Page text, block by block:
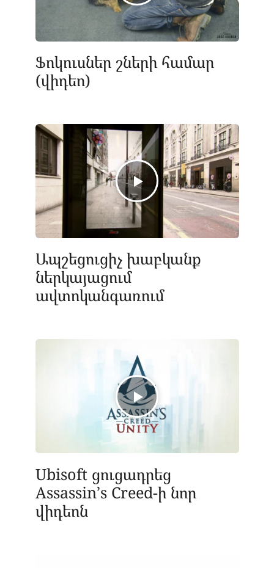
Ֆոկուսներ շների համար
(վիդեո)
Ապշեցուցիչ խաբկանք
ներկայացում
ավտոկանգառում
Ubisoft ցուցադրեց
Assassin’s Creed-ի նոր
վիդեոն